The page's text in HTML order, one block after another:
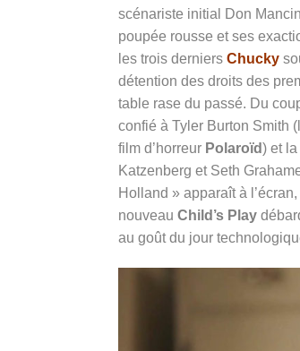
scénariste initial Don
poupée rousse et ses
les trois derniers Chucky
détention des droits des
table rase du passé. Du
confié à Tyler Burton Smith
film d’horreur Polaroïd) et
Katzenberg et Seth
Holland » apparaît à
nouveau Child’s Play
au goût du jour